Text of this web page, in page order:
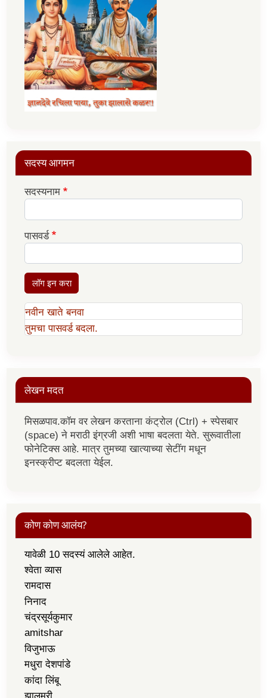
सदस्य आगमन
सदस्यनाम
पासवर्ड
लॉग इन करा
नवीन खाते बनवा
तुमचा पासवर्ड बदला.
लेखन मदत
मिसळपाव.कॉम वर लेखन करताना कंट्रोल (Ctrl) + स्पेसबार
(space) ने मराठी इंग्रजी अशी भाषा बदलता येते. सुरूवातीला
फोनेटिक्स आहे. मात्र तुमच्या खात्याच्या सेटींग मधून
इनस्क्रीप्ट बदलता येईल.
कोण कोण आलंय?
यावेळी 10 सदस्यं आलेले आहेत.
श्वेता व्यास
रामदास
निनाद
चंद्रसूर्यकुमार
amitshar
विजुभाऊ
मधुरा देशपांडे
कांदा लिंबू